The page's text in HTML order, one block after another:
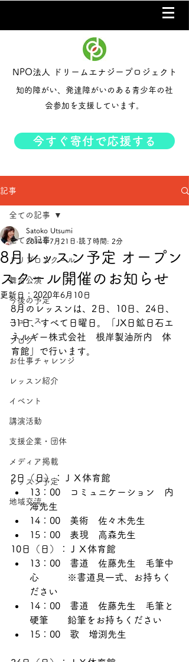
NPO法人 ドリームエナジープロジェクト
知的障がい、発達障がいのある青少年の社
会参加を支援しています。
今すぐ寄付で応援する
記事
全ての記事
ドリプロスクール
舞台公演
今後の予定
ニュース
ブログ
お仕事チャレンジ
レッスン紹介
イベント
講演活動
支援企業・団体
メディア掲載
レッスン予定
地域交流
全ての記事
8月レッスン予定 オープン
スクール開催のお知らせ
Satoko Utsumi
2014年7月21日 読了時間: 2分
更新日： 2020年6月10日
8月のレッスンは、2日、10日、24日、
31日、すべて日曜日。「JX日鉱日石エ
ネルギー株式会社　根岸製油所内　体
育館」で行います。
2日（日）：ＪＸ体育館
13：00　コミュニケーション　内
海先生
14：00　美術　佐々木先生
15：00　表現　高森先生
10日（日）：ＪＸ体育館
13：00　書道　佐藤先生　毛筆中
心　　　※書道具一式、お持ちく
ださい
14：00　書道　佐藤先生　毛筆と
硬筆　　鉛筆をお持ちください
15：00　歌　増渕先生